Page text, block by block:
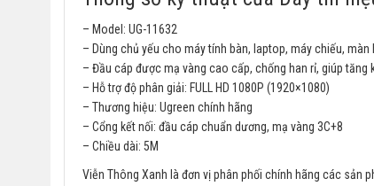
– Model: UG-11632
– Dùng chủ yếu cho máy tính bàn, laptop, máy chiếu, màn
– Đầu cáp được mạ vàng cao cấp, chống han rỉ, giúp tăng
– Hỗ trợ độ phân giải: FULL HD 1080P (1920×1080)
– Thương hiệu: Ugreen chính hãng
– Cổng kết nối: đầu cáp chuẩn dương, mạ vàng 3C+8
– Chiều dài: 5M
Viễn Thông Xanh là đơn vị phân phối chính hãng các sản